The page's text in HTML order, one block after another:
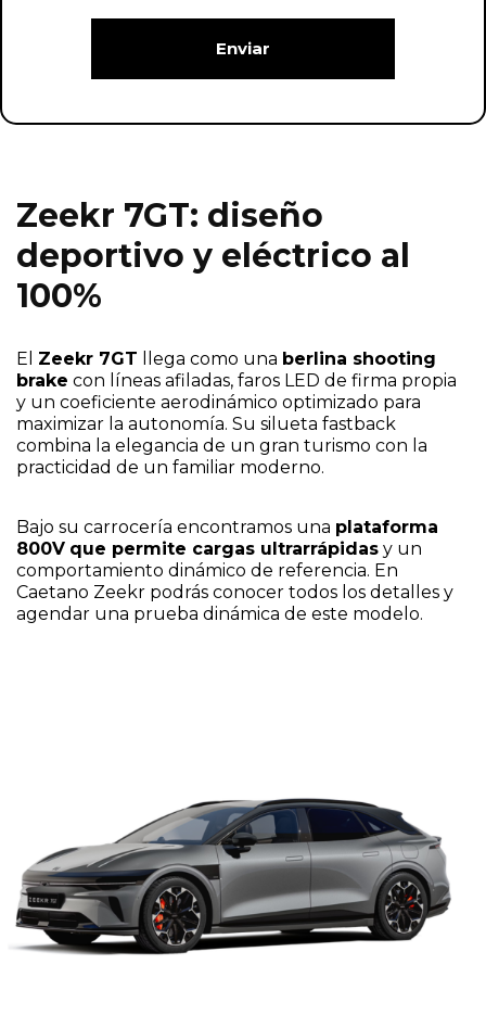
Zeekr 7GT: diseño
deportivo y eléctrico al
100%
El Zeekr 7GT llega como una berlina shooting
brake con líneas afiladas, faros LED de firma propia
y un coeficiente aerodinámico optimizado para
maximizar la autonomía. Su silueta fastback
combina la elegancia de un gran turismo con la
practicidad de un familiar moderno.
Bajo su carrocería encontramos una plataforma
800V que permite cargas ultrarrápidas y un
comportamiento dinámico de referencia. En
Caetano Zeekr podrás conocer todos los detalles y
agendar una prueba dinámica de este modelo.